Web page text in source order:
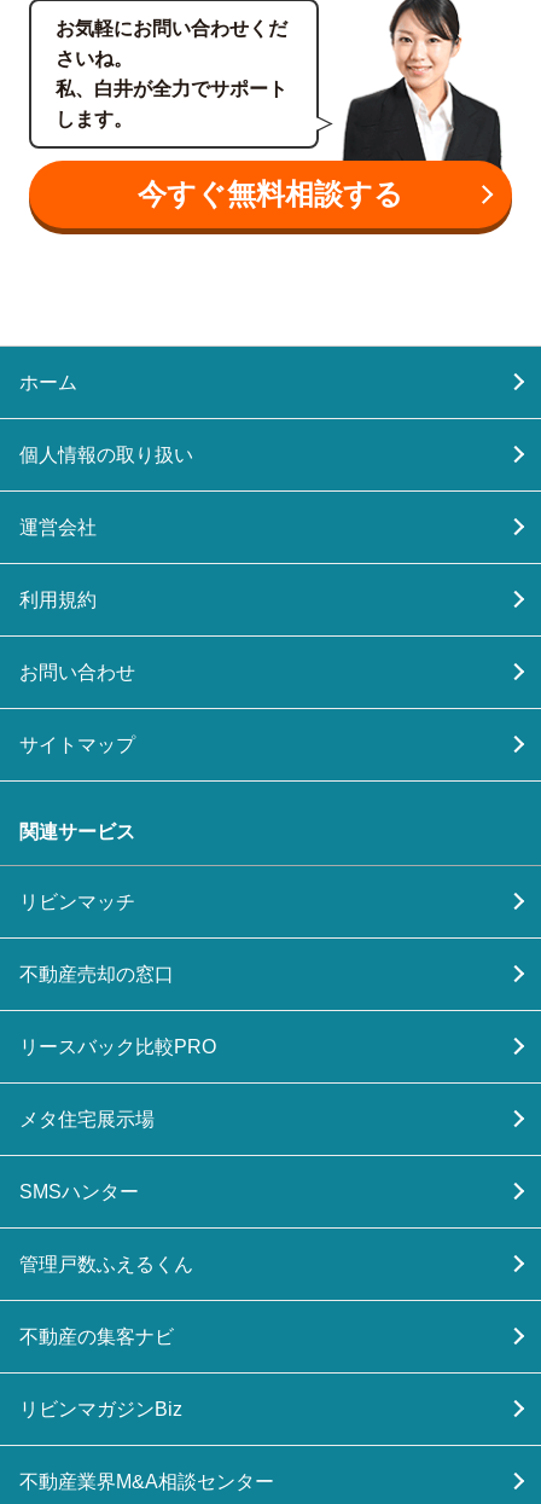
お気軽にお問い合わせくだ
さいね。
私、白井が全力でサポート
します。
今すぐ無料相談する
ホーム
個人情報の取り扱い
運営会社
利用規約
お問い合わせ
サイトマップ
関連サービス
リビンマッチ
不動産売却の窓口
リースバック比較PRO
メタ住宅展示場
SMSハンター
管理戸数ふえるくん
不動産の集客ナビ
リビンマガジンBiz
不動産業界M&A相談センター